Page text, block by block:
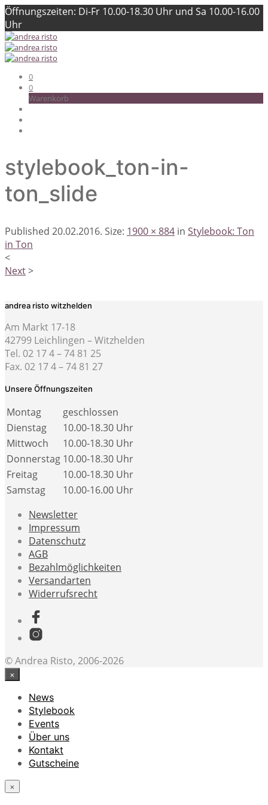
Öffnungszeiten: Di-Fr 10.00-18.30 Uhr und Sa 10.00-16.00
Uhr
0
0
Warenkorb
stylebook_ton-in-
ton_slide
Published 20.02.2016. Size: 1900 × 884 in Stylebook: Ton
in Ton
<
Next>
andrea risto witzhelden
Am Markt 17-18
42799 Leichlingen – Witzhelden
Tel. 02 17 4 – 74 81 25
Fax. 02 17 4 – 74 81 27
Unsere Öffnungszeiten
Montag
geschlossen
Dienstag
10.00-18.30 Uhr
Mittwoch
10.00-18.30 Uhr
Donnerstag 10.00-18.30 Uhr
Freitag
10.00-18.30 Uhr
Samstag
10.00-16.00 Uhr
Newsletter
Impressum
Datenschutz
AGB
Bezahlmöglichkeiten
Versandarten
Widerrufsrecht
© Andrea Risto, 2006-2026
×
News
Stylebook
Events
Über uns
Kontakt
Gutscheine
×